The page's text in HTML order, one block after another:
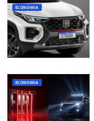
ECONOMIA
ECONOMIA